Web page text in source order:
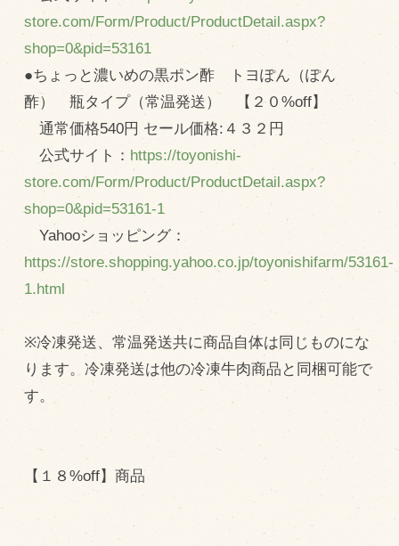
store.com/Form/Product/ProductDetail.aspx?
shop=0&pid=53161
●ちょっと濃いめの黒ポン酢 トヨぽん（ぽん
酢） 瓶タイプ（常温発送） 【２０%off】
通常価格540円 セール価格:４３２円
公式サイト： https://toyonishi-
store.com/Form/Product/ProductDetail.aspx?
shop=0&pid=53161-1
Yahooショッピング：
https://store.shopping.yahoo.co.jp/toyonishifarm/53161-
1.html
※冷凍発送、常温発送共に商品自体は同じものにな
ります。冷凍発送は他の冷凍牛肉商品と同梱可能で
す。
【１８%off】商品